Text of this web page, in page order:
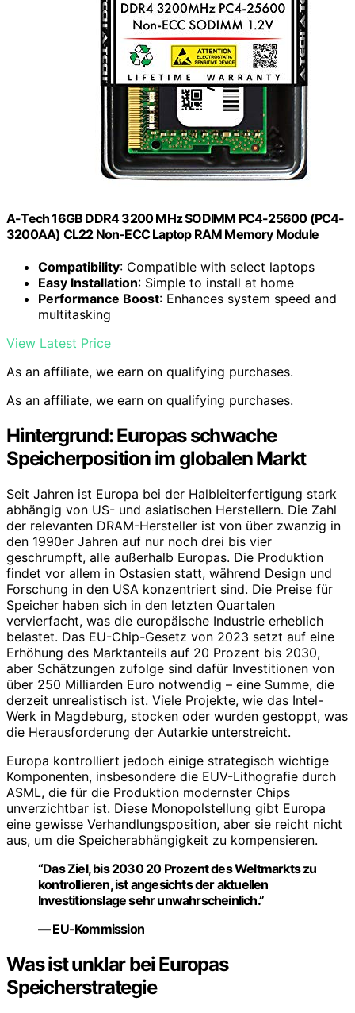
A-Tech 16GB DDR4 3200 MHz SODIMM PC4-25600 (PC4-
3200AA) CL22 Non-ECC Laptop RAM Memory Module
Compatibility: Compatible with select laptops
Easy Installation: Simple to install at home
Performance Boost: Enhances system speed and
multitasking
View Latest Price
As an affiliate, we earn on qualifying purchases.
As an affiliate, we earn on qualifying purchases.
Hintergrund: Europas schwache
Speicherposition im globalen Markt
Seit Jahren ist Europa bei der Halbleiterfertigung stark
abhängig von US- und asiatischen Herstellern. Die Zahl
der relevanten DRAM-Hersteller ist von über zwanzig in
den 1990er Jahren auf nur noch drei bis vier
geschrumpft, alle außerhalb Europas. Die Produktion
findet vor allem in Ostasien statt, während Design und
Forschung in den USA konzentriert sind. Die Preise für
Speicher haben sich in den letzten Quartalen
vervierfacht, was die europäische Industrie erheblich
belastet. Das EU-Chip-Gesetz von 2023 setzt auf eine
Erhöhung des Marktanteils auf 20 Prozent bis 2030,
aber Schätzungen zufolge sind dafür Investitionen von
über 250 Milliarden Euro notwendig – eine Summe, die
derzeit unrealistisch ist. Viele Projekte, wie das Intel-
Werk in Magdeburg, stocken oder wurden gestoppt, was
die Herausforderung der Autarkie unterstreicht.
Europa kontrolliert jedoch einige strategisch wichtige
Komponenten, insbesondere die EUV-Lithografie durch
ASML, die für die Produktion modernster Chips
unverzichtbar ist. Diese Monopolstellung gibt Europa
eine gewisse Verhandlungsposition, aber sie reicht nicht
aus, um die Speicherabhängigkeit zu kompensieren.
“Das Ziel, bis 2030 20 Prozent des Weltmarkts zu
kontrollieren, ist angesichts der aktuellen
Investitionslage sehr unwahrscheinlich.”
— EU-Kommission
Was ist unklar bei Europas
Speicherstrategie